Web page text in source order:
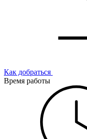
Как добраться
Время работы